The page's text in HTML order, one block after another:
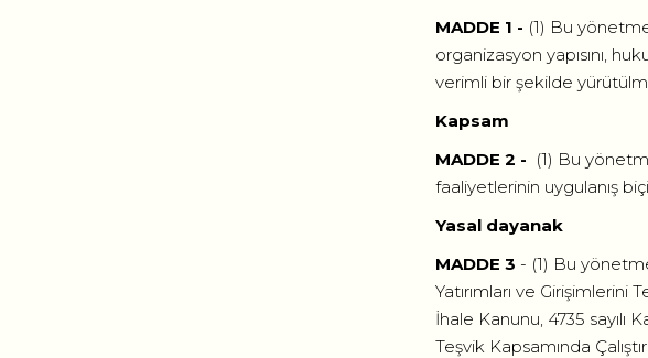
MADDE 1 - (1) Bu
organizasyon yapısını,
verimli bir şekilde
Kapsam
MADDE 2 - (1) Bu
faaliyetlerinin uygulanış
Yasal dayanak
MADDE 3 - (1) Bu
Yatırımları ve Girişimlerini
İhale Kanunu, 4735 sayılı
Teşvik Kapsamında